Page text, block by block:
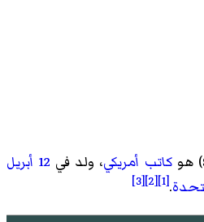
)‏ هوكاتب أمريكي، ولد في 12 أبريل
.
[1]
[2]
[3]